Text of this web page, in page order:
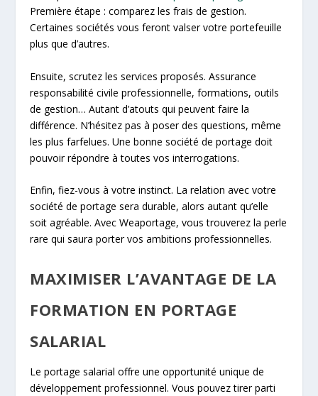
Première étape : comparez les frais de gestion.
Certaines sociétés vous feront valser votre portefeuille
plus que d’autres.
Ensuite, scrutez les services proposés. Assurance
responsabilité civile professionnelle, formations, outils
de gestion… Autant d’atouts qui peuvent faire la
différence. N’hésitez pas à poser des questions, même
les plus farfelues. Une bonne société de portage doit
pouvoir répondre à toutes vos interrogations.
Enfin, fiez-vous à votre instinct. La relation avec votre
société de portage sera durable, alors autant qu’elle
soit agréable. Avec Weaportage, vous trouverez la perle
rare qui saura porter vos ambitions professionnelles.
MAXIMISER L’AVANTAGE DE LA
FORMATION EN PORTAGE
SALARIAL
Le portage salarial offre une opportunité unique de
développement professionnel. Vous pouvez tirer parti